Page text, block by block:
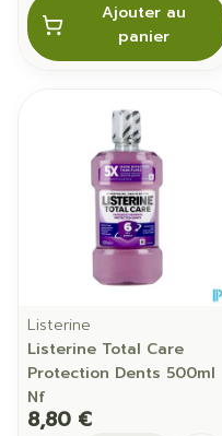
Ajouter au
panier
Listerine
Listerine Total Care
Protection Dents 500ml
Nf
8,80 €